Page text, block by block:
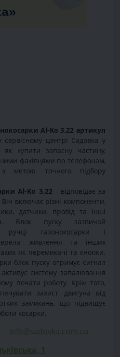
Al-Ko 3.22 артикул
центрі Садовка у
купити запасну частину,
фахівцями по телефонам,
метою точного підбору
Al-Ko 3.22 - відповідає за
включає різні компоненти,
датчики, провід та інші
Блок пуску зазвичай
ручці газонокосарки і
живлення та інших
як перемикачі та кнопки.
блок пуску отримує сигнал
систему запалювання
почати роботу. Крім того,
захист двигуна від
замикань, що підвищує
косарки.
info@sadovka.com.ua
1